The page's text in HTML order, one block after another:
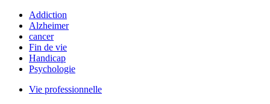
Addiction
Alzheimer
cancer
Fin de vie
Handicap
Psychologie
Vie professionnelle